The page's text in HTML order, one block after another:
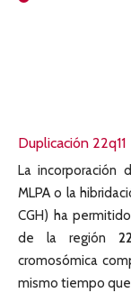
Duplicación 22q11
La incorporación
MLPA o la
CGH) ha
de la región
cromosómica
mismo tiempo